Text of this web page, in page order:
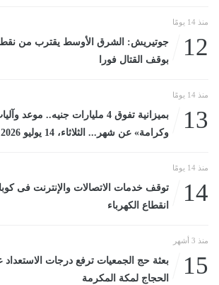
منذ 14 يومًا
12
جوتيريش: الشرق الأوسط يقترب من
بوقف القتال فورا
منذ 14 يومًا
13
بميزانية تفوق 4 مليارات جنيه..
وكرامة» عن شهر... الثلاثاء، 14 يوليو 2026 10:46 صـ
منذ 14 يومًا
14
توقف خدمات الاتصالات والإنترنت فى
انقطاع الكهرباء
منذ 3 أشهر
15
بعثة حج الجمعيات ترفع درجات
الحجاج لمكة المكرمة